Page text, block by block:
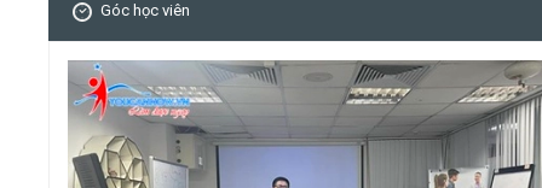
Góc học viên